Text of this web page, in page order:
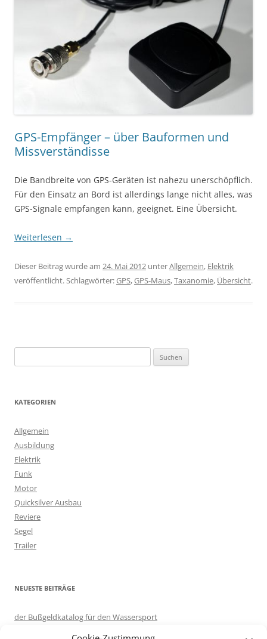
GPS-Empfänger – über Bauformen und
Missverständisse
Die Bandbreite von GPS-Geräten ist nahezu unerschöpflich.
Für den Einsatz an Bord ist allerdings lange nicht alles, was
GPS-Signale empfangen kann, geeignet. Eine Übersicht.
Weiterlesen →
Dieser Beitrag wurde am 24. Mai 2012 unterAllgemein, Elektrik
veröffentlicht. Schlagwörter:GPS,GPS-Maus,Taxanomie, Übersicht.
u
KATEGORIEN
Allgemein
Ausbildung
Elektrik
Funk
Motor
Quicksilver Ausbau
Reviere
Segel
Trailer
NEUESTE BEITRÄGE
der Bußgeldkatalog für den Wassersport